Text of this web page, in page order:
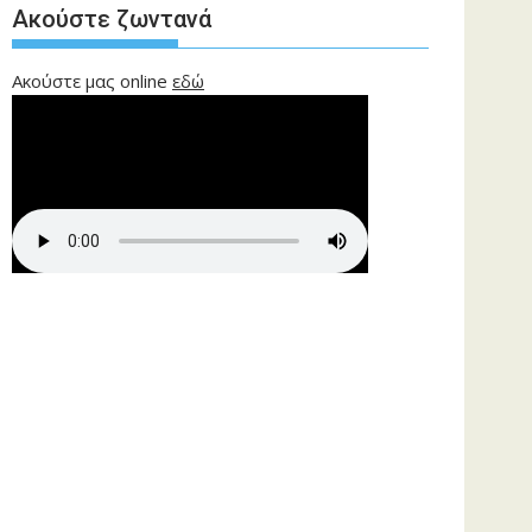
Ακούστε ζωντανά
Ακούστε μας online εδώ